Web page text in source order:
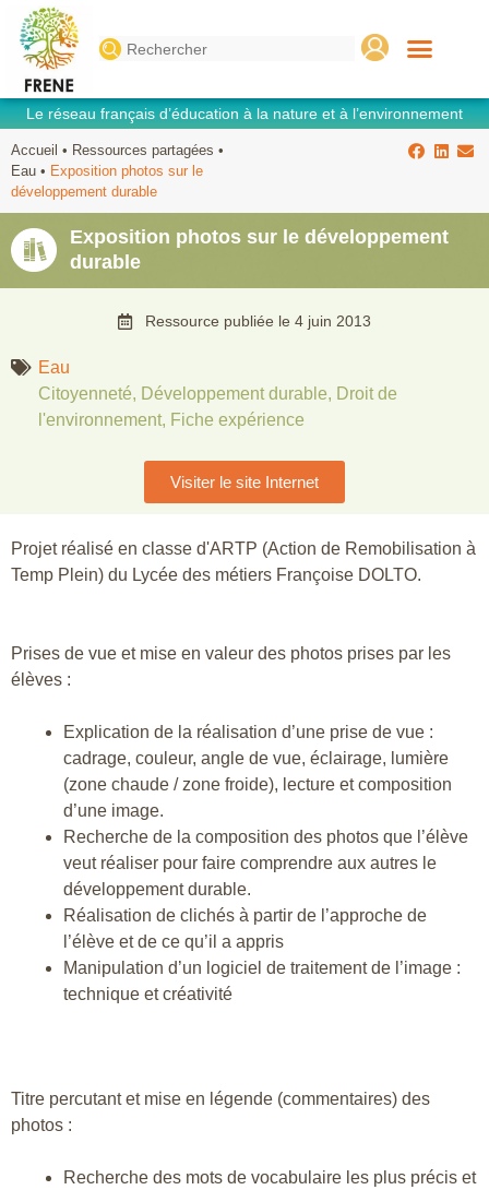
Search
for:
Le réseau français d’éducation à la nature et à l’environnement
Accueil • Ressources partagées •
Eau • Exposition photos sur le
développement durable
Exposition photos sur le développement
durable
Projet réalisé en classe d'ARTP (Action de Remobilisation à
Temp Plein) du Lycée des métiers Françoise DOLTO.
Prises de vue et mise en valeur des photos prises par les
élèves :
Explication de la réalisation d’une prise de vue :
cadrage, couleur, angle de vue, éclairage, lumière
(zone chaude / zone froide), lecture et composition
d’une image.
Recherche de la composition des photos que l’élève
veut réaliser pour faire comprendre aux autres le
développement durable.
Réalisation de clichés à partir de l’approche de
l’élève et de ce qu’il a appris
Manipulation d’un logiciel de traitement de l’image :
technique et créativité
Titre percutant et mise en légende (commentaires) des
photos :
Recherche des mots de vocabulaire les plus précis et
Ressource publiée le 4 juin 2013
Eau
Citoyenneté, Développement durable, Droit de
l'environnement, Fiche expérience
Visiter le site Internet